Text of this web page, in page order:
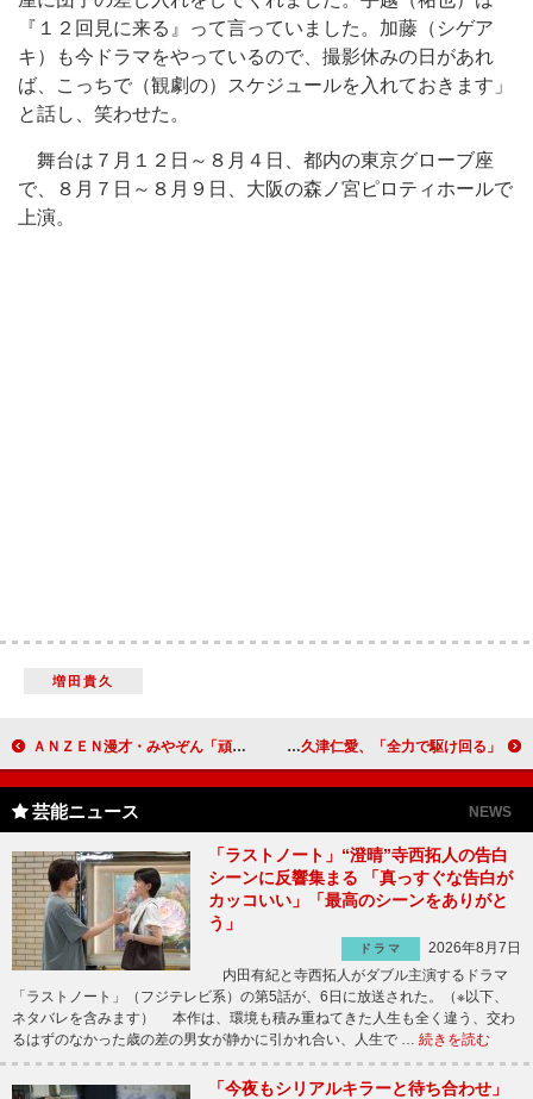
『１２回見に来る』って言っていました。加藤（シゲア
キ）も今ドラマをやっているので、撮影休みの日があれ
ば、こっちで（観劇の）スケジュールを入れておきます」
と話し、笑わせた。
舞台は７月１２日～８月４日、都内の東京グローブ座
で、８月７日～８月９日、大阪の森ノ宮ピロティホールで
上演。
増田貴久
ＡＮＺＥＮ漫才・みやぞん「頑張って泳いでます」 関根勤「孫育ての成功者になりたい」 ミュージカル『テニスの王子様』開幕 阿久津仁愛、「全力で駆け回る」
芸能ニュース NEWS
「ラストノート」“澄晴”寺西拓人の告白
シーンに反響集まる 「真っすぐな告白が
カッコいい」「最高のシーンをありがと
う」
ドラマ
2026年8月7日
内田有紀と寺西拓人がダブル主演するドラマ
「ラストノート」（フジテレビ系）の第5話が、6日に放送された。（※以下、
ネタバレを含みます） 本作は、環境も積み重ねてきた人生も全く違う、交わ
るはずのなかった歳の差の男女が静かに引かれ合い、人生で … 続きを読む
「今夜もシリアルキラーと待ち合わせ」